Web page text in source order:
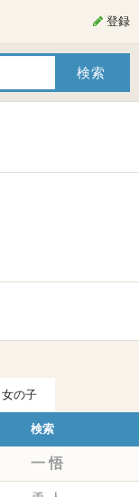
登録
女の子
検索
一 悟